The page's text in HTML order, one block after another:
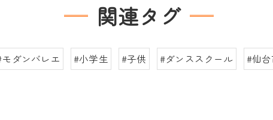
関連タグ
ダンバレエ #小学生 #子供 #ダンススクール #仙